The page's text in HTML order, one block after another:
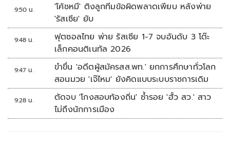
9:50 น.
'โค้ชหมี' ติงลูกทีมข้อผิดพลาดเพียบ หลังพ่าย
'รัสเซีย' ยับ
9:48 น.
ฟุตซอลไทย พ่าย รัสเซีย 1-7 จบอันดับ 3 โต๊ะ
เล็กคอนติเนทัล 2026
9:47 น.
ขำขื่น 'อดีตผู้สมัครสส.พท.' ยกการศึกษาทั่วโลก
สอนมวย 'เจ๊ไหม' ยังคิดแบบระบบราชการเดิม
9:28 น.
ตัดจบ 'โกงสอบท้องถิ่น' ซ้ำรอย 'ฮั้ว สว.' สาว
ไม่ถึงนักการเมือง